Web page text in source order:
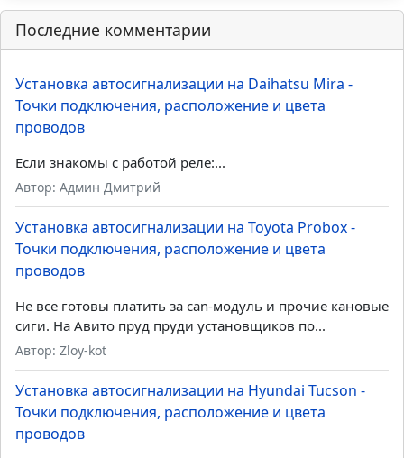
Последние комментарии
Установка автосигнализации на Daihatsu Mira -
Точки подключения, расположение и цвета
проводов
Если знакомы с работой реле:...
Автор: Админ Дмитрий
Установка автосигнализации на Toyota Probox -
Точки подключения, расположение и цвета
проводов
Не все готовы платить за can-модуль и прочие кановые
сиги. На Авито пруд пруди установщиков по...
Автор: Zloy-kot
Установка автосигнализации на Hyundai Tucson -
Точки подключения, расположение и цвета
проводов